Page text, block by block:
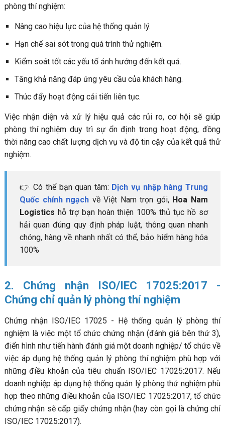
phòng thí nghiệm:
Nâng cao hiệu lực của hệ thống quản lý.
Hạn chế sai sót trong quá trình thử nghiệm.
Kiểm soát tốt các yếu tố ảnh hưởng đến kết quả.
Tăng khả năng đáp ứng yêu cầu của khách hàng.
Thúc đẩy hoạt động cải tiến liên tục.
Việc nhận diện và xử lý hiệu quả các rủi ro, cơ hội sẽ giúp
phòng thí nghiệm duy trì sự ổn định trong hoạt động, đồng
thời nâng cao chất lượng dịch vụ và độ tin cậy của kết quả thử
nghiệm.
👉 Có thể bạn quan tâm: Dịch vụ nhập hàng Trung
Quốc chính ngạch về Việt Nam trọn gói, Hoa Nam
Logistics hỗ trợ bạn hoàn thiện 100% thủ tục hồ sơ
hải quan đúng quy định pháp luật, thông quan nhanh
chóng, hàng về nhanh nhất có thể, bảo hiểm hàng hóa
100%
2. Chứng nhận ISO/IEC 17025:2017 -
Chứng chỉ quản lý phòng thí nghiệm
Chứng nhận ISO/IEC 17025 - Hệ thống quản lý phòng thí
nghiệm là việc một tổ chức chứng nhận (đánh giá bên thứ 3),
điển hình như tiến hành đánh giá một doanh nghiệp/ tổ chức về
việc áp dụng hệ thống quản lý phòng thí nghiệm phù hợp với
những điều khoản của tiêu chuẩn ISO/IEC 17025:2017. Nếu
doanh nghiệp áp dụng hệ thống quản lý phòng thử nghiệm phù
hợp theo những điều khoản của ISO/IEC 17025:2017, tổ chức
chứng nhận sẽ cấp giấy chứng nhận (hay còn gọi là chứng chỉ
ISO/IEC 17025:2017).